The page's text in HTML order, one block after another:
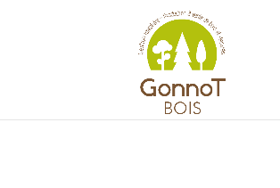
Panneau de gestion des cookies